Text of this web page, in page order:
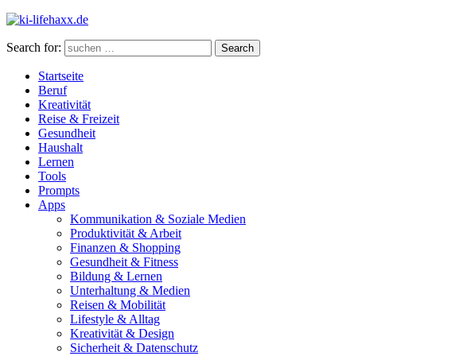
Search for: Search
Startseite
Beruf
Kreativität
Reise & Freizeit
Gesundheit
Haushalt
Lernen
Tools
Prompts
Apps
Kommunikation & Soziale Medien
Produktivität & Arbeit
Finanzen & Shopping
Gesundheit & Fitness
Bildung & Lernen
Unterhaltung & Medien
Reisen & Mobilität
Lifestyle & Alltag
Kreativität & Design
Sicherheit & Datenschutz